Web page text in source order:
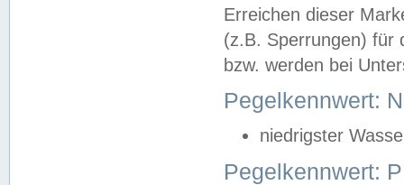
Erreichen dieser
(z.B. Sperrungen) für
bzw. werden bei
Pegelkennwert:
niedrigster
Pegelkennwert: